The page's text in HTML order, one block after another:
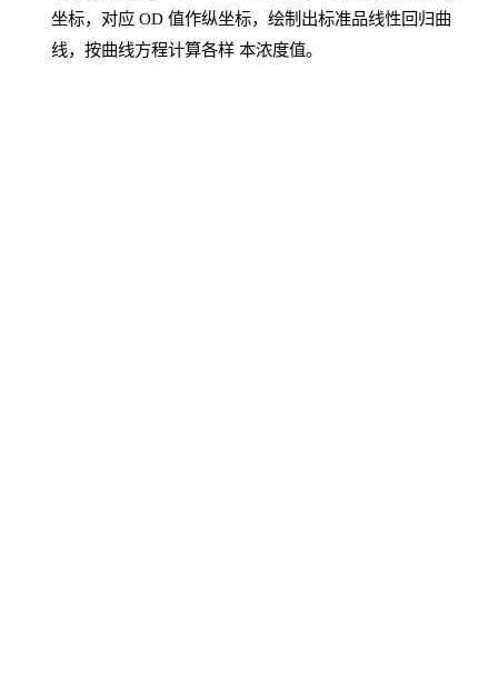
坐标，对应OD 值作纵坐标，绘制出标准品线性回归曲
线，按曲线方程计算各样 本浓度值。